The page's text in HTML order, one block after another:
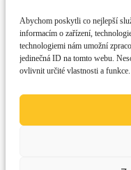
Abychom poskytli co nejlepší
informacím o zařízení,
technologiemi nám umožní
jedinečná ID na tomto webu.
ovlivnit určité vlastnosti a funkce.
Důležité
Obchodní podmínky
Zásady ochrany